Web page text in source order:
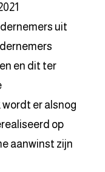
uit
en dit ter
er alsnog
op
aanwinst zijn